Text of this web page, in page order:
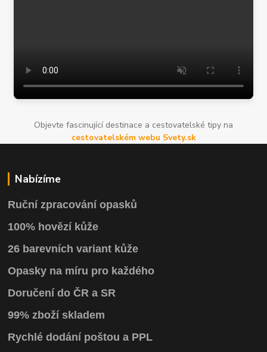
Objevte fascinující destinace a cestovatelské tipy na
cestovatelském webu Svety.sk
Nabízíme
Ruční zpracování opasků
100% hovězí kůže
26 barevních variant kůže
Opasky na míru pro každého
Doručení do ČR a SR
99% zboží skladem
Rychlé dodání poštou a PPL